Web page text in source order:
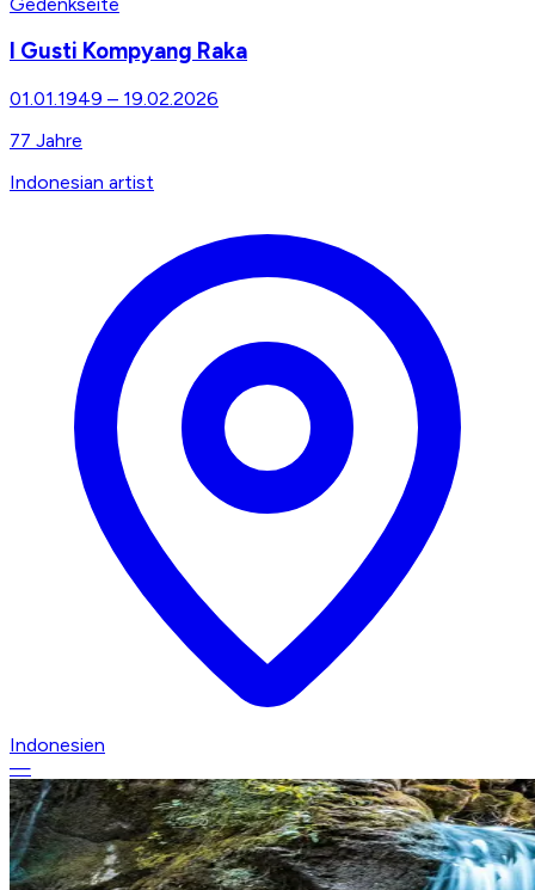
I Gusti Kompyang Raka
01.01.1949 – 19.02.2026
77 Jahre
Indonesian artist
Indonesien
—